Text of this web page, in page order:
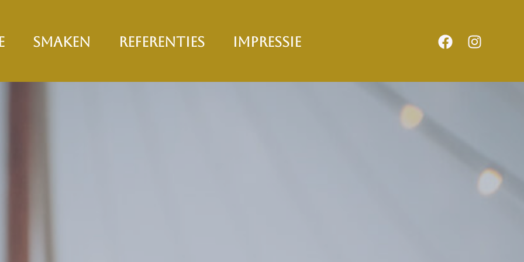
SMAKEN REFERENTIES IMPRESSIE